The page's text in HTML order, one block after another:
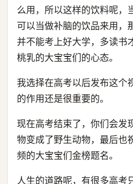
么用，所以这样的饮料呢，
可以当做补脑的饮品来用，
并不能考上好大学，多读书
桃乳的大宝宝们的心态。
我选择在高考以后发布这个
的作用还是很重要的。
现在高考结束了，你们会发
物变成了野生动物，最后也
频的大宝宝们金榜题名。
人生的道路呢，有很多高考